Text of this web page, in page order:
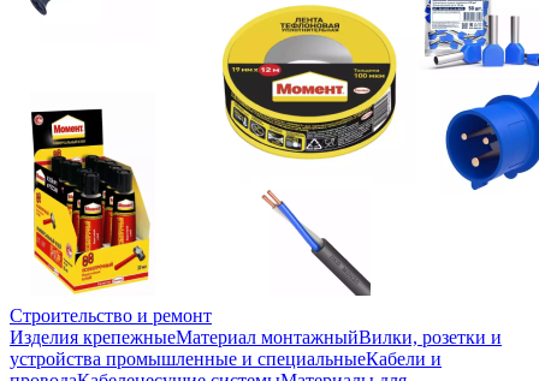
Строительство и ремонт
Изделия крепежныеМатериал монтажныйВилки, розетки и
устройства промышленные и специальныеКабели и